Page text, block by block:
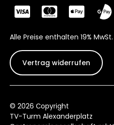
Alle Preise enthalten 19% MwSt.
Vertrag widerrufen
© 2026 Сopyright
TV-Turm Alexanderplatz